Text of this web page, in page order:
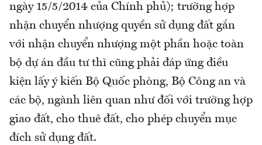
ngày 15/5/2014 của Chính phủ); trường hợp
nhận chuyển nhượng quyền sử dụng đất gắn
với nhận chuyển nhượng một phần hoặc toàn
bộ dự án đầu tư thì cũng phải đáp ứng điều
kiện lấy ý kiến Bộ Quốc phòng, Bộ Công an và
các bộ, ngành liên quan như đối với trường hợp
giao đất, cho thuê đất, cho phép chuyển mục
đích sử dụng đất.